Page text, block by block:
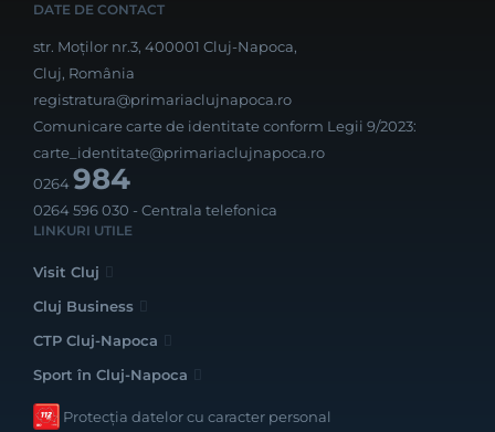
DATE DE CONTACT
str. Moților nr.3, 400001 Cluj-Napoca,
Cluj, România
registratura@primariaclujnapoca.ro
Comunicare carte de identitate conform Legii 9/2023:
carte_identitate@primariaclujnapoca.ro
0264984
0264 596 030 - Centrala telefonica
LINKURI UTILE
Visit Cluj
Cluj Business
CTP Cluj-Napoca
Sport în Cluj-Napoca
Protecția datelor cu caracter personal